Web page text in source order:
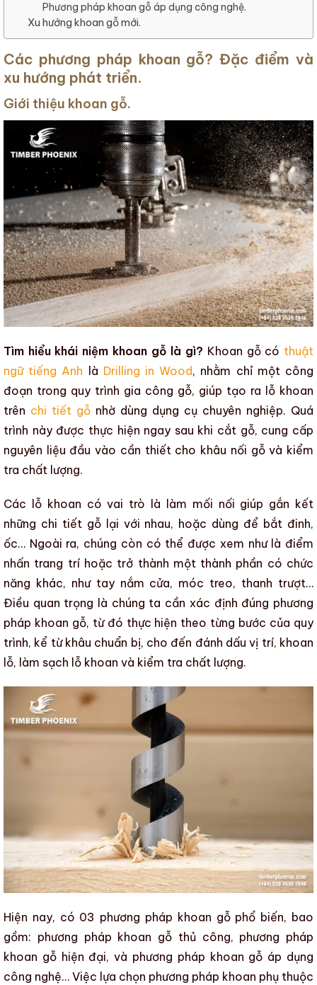
Phương pháp khoan gỗ áp dụng công nghệ.
Xu hướng khoan gỗ mới.
Các phương pháp khoan gỗ? Đặc điểm và
xu hướng phát triển.
Giới thiệu khoan gỗ.
Tìm hiểu khái niệm khoan gỗ là gì? Khoan gỗcó thuật
ngữ tiếng Anh là Drilling in Wood, nhằm chỉ một công
đoạn trong quy trình gia công gỗ, giúp tạo ra lỗ khoan
trên chi tiết gỗ nhờ dùng dụng cụ chuyên nghiệp. Quá
trình này được thực hiện ngay sau khi cắt gỗ, cung cấp
nguyên liệu đầu vào cần thiết cho khâu nối gỗvà kiểm
tra chất lượng.
Các lỗ khoan có vai trò là làm mối nối giúp gắn kết
những chi tiết gỗlại với nhau, hoặc dùng để bắt đinh,
ốc… Ngoài ra, chúng còn có thể được xem như là điểm
nhấn trang trí hoặc trở thành một thành phần có chức
năng khác, như tay nắm cửa, móc treo, thanh trượt…
Điều quan trọng là chúng ta cần xác định đúng phương
pháp khoan gỗ, từ đó thực hiện theo từng bước của quy
trình, kể từ khâu chuẩn bị, cho đến đánh dấu vị trí, khoan
lỗ, làm sạch lỗ khoan và kiểm tra chất lượng.
Hiện nay, có 03 phương pháp khoan gỗ phổ biến, bao
gồm: phương pháp khoan gỗ thủ công, phương pháp
khoan gỗhiện đại, và phương pháp khoan gỗ áp dụng
công nghệ… Việc lựa chọn phương pháp khoan phụ thuộc